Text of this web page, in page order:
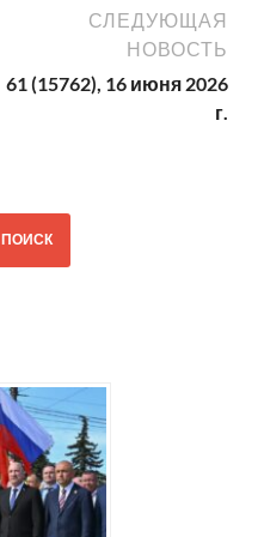
СЛЕДУЮЩАЯ
НОВОСТЬ
61 (15762), 16 июня 2026
г.
ПОИСК